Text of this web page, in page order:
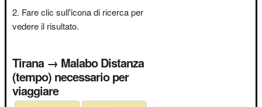
Fare clic sull'icona di ricerca per
vedere il risultato.
Tirana → Malabo Distanza
(tempo) necessario per
viaggiare